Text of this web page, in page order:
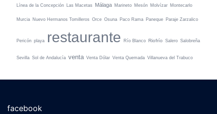
Línea de la Concepción Las Macetas Málaga Marineto Mesón Molvízar Montecarlo
Murcia Nuevo Hermanos Tomilleros Orce Osuna Paco Rama Paneque Paraje Zarzalico
Pericón playa restaurante Río Blanco Riofrío Salero Salobreña
Sevilla Sol de Andalucía venta Venta Dólar Venta Quemada Villanueva del Trabuco
facebook